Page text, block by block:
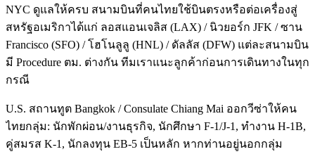
NYC ดูแลให้ครบ สนามบินที่คนไทยใช้บินตรงหรือต่อเครื่องสู่
สหรัฐอเมริกาได้แก่ ลอสแอนเจลิส (LAX) / นิวยอร์ก JFK / ซาน
Francisco (SFO) / โฮโนลูลู (HNL) / ดัลลัส (DFW) แต่ละสนามบิน
มี Procedure ตม. ต่างกัน ทีมเราแนะลูกค้าก่อนการเดินทางในทุก
กรณี
U.S. สถานทูต Bangkok / Consulate Chiang Mai ออกวีซ่าให้คน
ไทยกลุ่ม: นักพักผ่อน/งานธุรกิจ, นักศึกษา F-1/J-1, ทำงาน H-1B,
คู่สมรส K-1, นักลงทุน EB-5 เป็นหลัก หากท่านอยู่นอกกลุ่ม